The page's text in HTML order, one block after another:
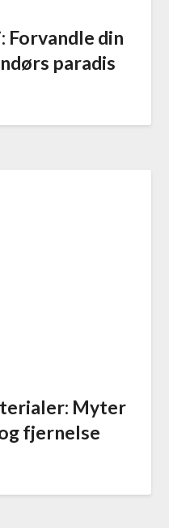
Forvandle din
paradis
Myter
fjernelse